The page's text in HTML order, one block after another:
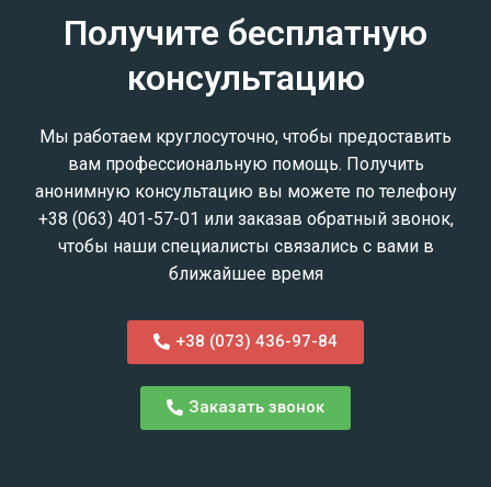
Получите бесплатную
консультацию
Мы работаем круглосуточно, чтобы предоставить
вам профессиональную помощь. Получить
анонимную консультацию вы можете по телефону
+38 (063) 401-57-01 или заказав обратный звонок,
чтобы наши специалисты связались с вами в
ближайшее время
+38 (073) 436-97-84
Заказать звонок